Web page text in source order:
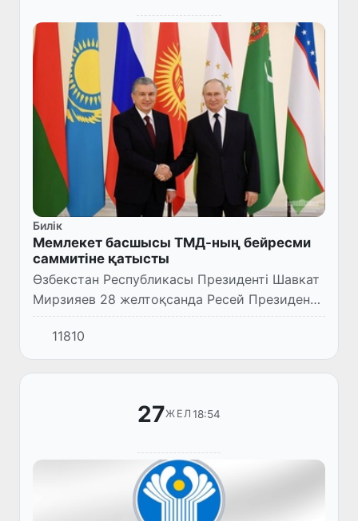
Билік
Мемлекет басшысы ТМД-ның бейресми
саммитіне қатысты
Өзбекстан Республикасы Президенті Шавкат
Мирзияев 28 желтоқсанда Ресей Президенті
Владимир Путиннің бастамасымен Санкт-
Петербургте өткен Тәуелсіз Мемлекеттер
Достастығына мүше мемл...
11810
27ЖЕЛ 18:54